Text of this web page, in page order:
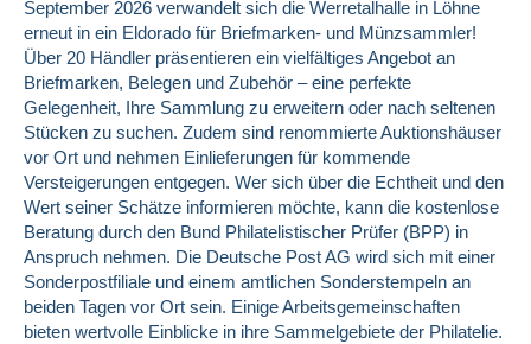
September 2026 verwandelt sich die Werretalhalle in Löhne
erneut in ein Eldorado für Briefmarken- und Münzsammler!
Über 20 Händler präsentieren ein vielfältiges Angebot an
Briefmarken, Belegen und Zubehör – eine perfekte
Gelegenheit, Ihre Sammlung zu erweitern oder nach seltenen
Stücken zu suchen. Zudem sind renommierte Auktionshäuser
vor Ort und nehmen Einlieferungen für kommende
Versteigerungen entgegen. Wer sich über die Echtheit und den
Wert seiner Schätze informieren möchte, kann die kostenlose
Beratung durch den Bund Philatelistischer Prüfer (BPP) in
Anspruch nehmen. Die Deutsche Post AG wird sich mit einer
Sonderpostfiliale und einem amtlichen Sonderstempeln an
beiden Tagen vor Ort sein. Einige Arbeitsgemeinschaften
bieten wertvolle Einblicke in ihre Sammelgebiete der Philatelie.